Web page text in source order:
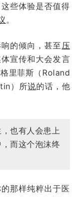
些体验是否值得
。
的倾向，甚至压
宣传和大会发言
里菲斯（Roland
）所说的话，他
也有人会患上
而这个泡沫终
那样纯粹出于医